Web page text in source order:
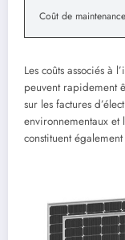
Coût de
Les coûts associés à
peuvent rapidement
sur les factures
environnementaux
constituent